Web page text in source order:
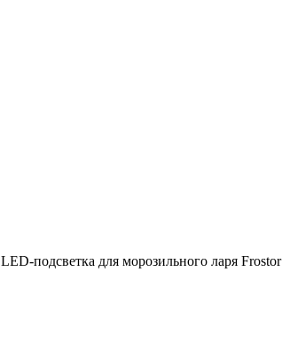
LED-подсветка для морозильного ларя Frostor